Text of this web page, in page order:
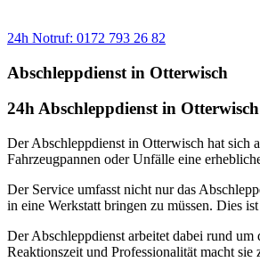
24h Notruf: 0172 793 26 82
Abschleppdienst in Otterwisch
24h Abschleppdienst in
Der Abschleppdienst in Otterwisch hat sich
Fahrzeugpannen oder Unfälle eine
Der Service umfasst nicht nur das
in eine Werkstatt bringen zu müssen. Dies
Der Abschleppdienst arbeitet dabei rund
Reaktionszeit und Professionalität macht